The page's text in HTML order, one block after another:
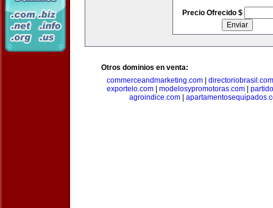
Precio Ofrecido $
Otros dominios en venta:
commerceandmarketing.com| directoriobrasil.com
exportelo.com
modelosypromotoras.com
agroindice.com